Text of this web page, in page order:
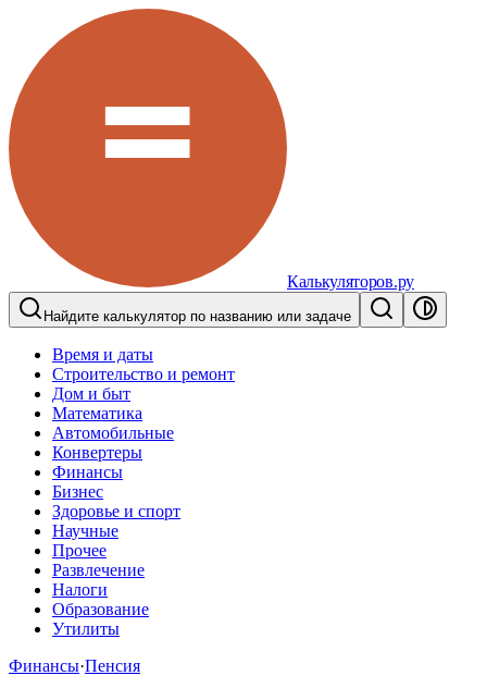
Калькуляторов.ру
Найдите калькулятор по названию или задаче
Время и даты
Строительство и ремонт
Дом и быт
Математика
Автомобильные
Конвертеры
Финансы
Бизнес
Здоровье и спорт
Научные
Прочее
Развлечение
Налоги
Образование
Утилиты
Финансы·Пенсия